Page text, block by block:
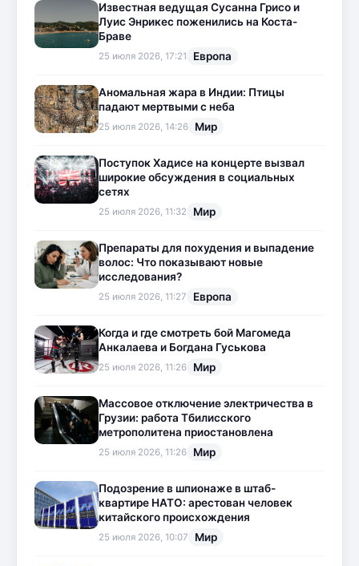
Известная ведущая Сусанна Грисо и
Луис Энрикес поженились на Коста-
Браве
25 июля 2026, 17:21 Европа
Аномальная жара в Индии: Птицы
падают мертвыми с неба
25 июля 2026, 14:26 Мир
Поступок Хадисе на концерте вызвал
широкие обсуждения в социальных
сетях
25 июля 2026, 11:32 Мир
Препараты для похудения и выпадение
волос: Что показывают новые
исследования?
25 июля 2026, 11:27 Европа
Когда и где смотреть бой Магомеда
Анкалаева и Богдана Гуськова
25 июля 2026, 11:26 Мир
Массовое отключение электричества в
Грузии: работа Тбилисского
метрополитена приостановлена
25 июля 2026, 11:26 Мир
Подозрение в шпионаже в штаб-
квартире НАТО: арестован человек
китайского происхождения
25 июля 2026, 10:07 Мир